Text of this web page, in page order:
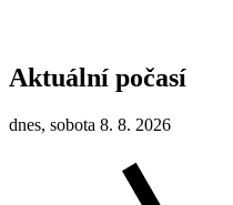
Aktuální počasí
dnes, sobota 8. 8. 2026